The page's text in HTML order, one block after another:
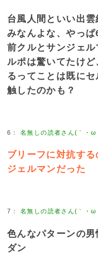
台風人間といい出
みなんよな、やっ
前クルとサンジェ
ルポは驚いてたけ
るってことは既に
触したのかも？
6 ：名無しの読者さん(｀・ω
ブリーフに対抗す
ジェルマンだった
7 ：名無しの読者さん(｀・ω
色んなパターンの
ダン